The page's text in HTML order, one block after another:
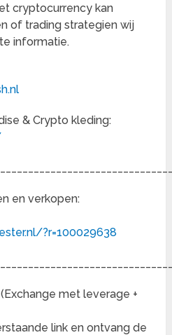
cryptocurrency kan
of trading strategien wij
informatie.
& Crypto kleding:
en verkopen:
?r=100029638
met leverage +
link en ontvang de